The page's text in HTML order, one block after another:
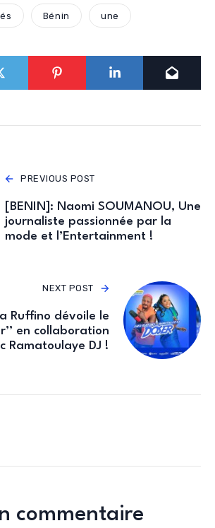
Bénin une
PREVIOUS POST
[BENIN]: Naomi SOUMANOU, Une
journaliste passionnée par la
mode et l’Entertainment !
NEXT POST
Ruffino dévoile le
en collaboration
Ramatoulaye DJ !
commentaire